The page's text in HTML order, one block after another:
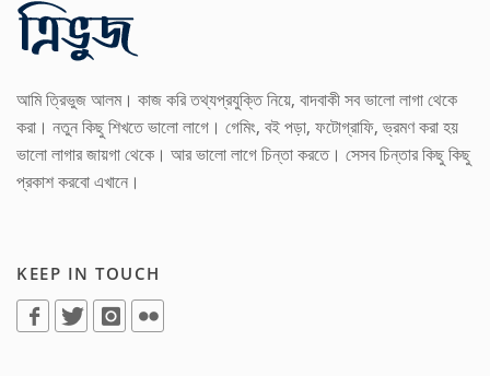
আমি ত্রিভুজ আলম। কাজ করি তথ্যপ্রযুক্তি নিয়ে, বাদবাকী সব ভালো লাগা থেকে
করা। নতুন কিছু শিখতে ভালো লাগে। গেমিং, বই পড়া, ফটোগ্রাফি, ভ্রমণ করা হয়
ভালো লাগার জায়গা থেকে। আর ভালো লাগে চিন্তা করতে। সেসব চিন্তার কিছু কিছু
প্রকাশ করবো এখানে।
KEEP IN TOUCH